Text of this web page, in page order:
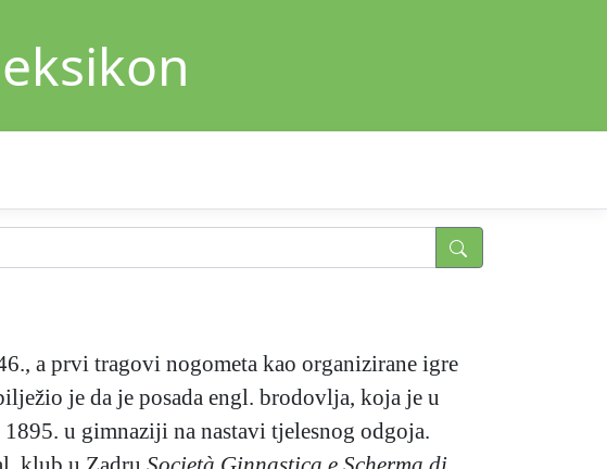
a prvi tragovi nogometa kao organizirane igre
je da je posada engl. brodovlja, koja je u
u gimnaziji na nastavi tjelesnog odgoja.